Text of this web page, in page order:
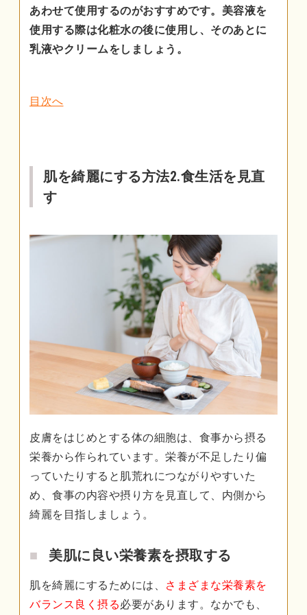
あわせて使用するのがおすすめです。美容液を
使用する際は化粧水の後に使用し、そのあとに
乳液やクリームをしましょう。
目次へ
肌を綺麗にする方法2.食生活を見直
す
皮膚をはじめとする体の細胞は、食事から摂る
栄養から作られています。栄養が不足したり偏
っていたりすると肌荒れにつながりやすいた
め、食事の内容や摂り方を見直して、内側から
綺麗を目指しましょう。
美肌に良い栄養素を摂取する
肌を綺麗にするためには、
さまざまな栄養素を
バランス良く摂る必要があります。なかでも、